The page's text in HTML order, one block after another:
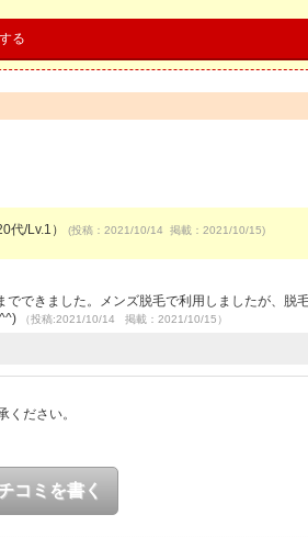
る
代/Lv.1） (投稿：2021/10/14 掲載：2021/10/15)
できました。メンズ脱毛で利用しましたが、脱
（投稿:2021/10/14 掲載：2021/10/15）
ださい。
コミを書く